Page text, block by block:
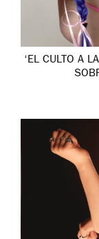
‘EL CULTO A